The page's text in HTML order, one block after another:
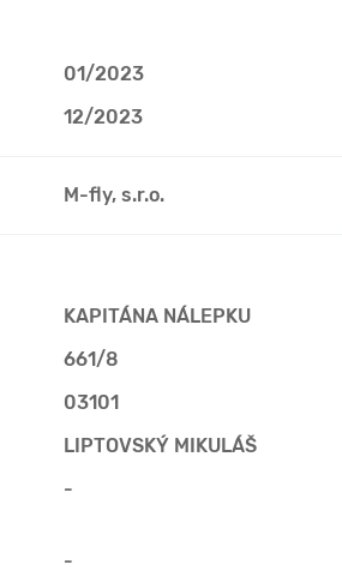
01/2023
12/2023
M-fly, s.r.o.
KAPITÁNA NÁLEPKU
661/8
03101
LIPTOVSKÝ MIKULÁŠ
-
-